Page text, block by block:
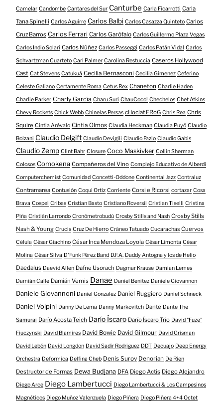
Camelar Candombe Cantares del Sur Canturbe Carla Ficarrotti Carla
Tana Spinelli Carlos Aguirre Carlos Balbi Carlos Casazza Quinteto Carlos
Cruz Barros Carlos Ferrari Carlos Garófalo Carlos Guillermo Plaza Vegas
Carlos Indio Solari Carlos Núñez Carlos Passeggi Carlos Patán Vidal Carlos
Schvartzman Cuarteto Carl Palmer Carolina Restuccia Caseros Hollywood
Cast Cat Stevens Catukuá Cecilia Bernasconi Cecilia Gimenez Ceferino
Celeste Galiano Certamente Roma Cetus Rex Chaneton Charlie Haden
Charlie Parker Charly García Charu Suri ChauCoco! Chechelos Chet Atkins
Chevy Rockets Chick Webb Chinelas Persas cHoclat FRoG Chris Rea Chris
Squire Cintia Arévalo Cintia Olmos Claudia Heckman Claudia Puyó Claudio
Bolzani Claudio Delgift Claudio Devigili Claudio Fazio Claudio Gabis
Claudio Zemp Clint Bahr Closure Coco Maskivker Collin Sherman
Colosos Comokena Compañeros del Vino Complejo Educativo de Alberdi
Computerchemist Comunidad Concetti-Oddone Continental Jazz Contraluz
Contramarea Contusión Coqui Ortiz Corriente Corsi e Ricorsi cortazar Cosa
Brava Cospel Cribas Cristian Basto Cristiano Roversii Cristian Tiselli Cristina
Piña Cristián Larrondo Cronómetrobudú Crosby Stills and Nash Crosby Stills
Nash & Young Crucis Cruz De Hierro Cráneo Tatuado Cucarachas Cuervos
Célula César Giachino César Inca Mendoza Loyola César Limonta César
Molina César Silva D'Funk Pérez Band D.F.A. Daddy Antogna y los de Helio
Daedalus Daevid Allen Dafne Usorach Dagmar Krause Damian Lemes
Damián Calle Damián Vernis Danae Daniel Benitez Daniele Giovannon
Daniele Giovannoni Daniel Gonzalez Daniel Ruggiero Daniel Schneck
Daniel Volpini Danny De Lema Danny Markovitch Dante Dante The
Samurai Darío Acosta Teich Darío Íscaro Darío Íscaro Trío David "Fuze"
Fiuczynski David Blamires David Bowie David Gilmour David Grisman
David Lebón David Longdon David Sadir Rodriguez DDT Decuajo Deep Energy
Orchestra Deformica Delfina Cheb Denis Surov Denorian De Rien
Destructor de Formas Dewa Budjana DFA Diego Actis Diego Alejandro
Diego Arce Diego Lambertucci Diego Lambertucci & Los Campesinos
Magnéticos Diego Muñoz Valenzuela Diego Piñera Diego Piñera 4+4 Octet